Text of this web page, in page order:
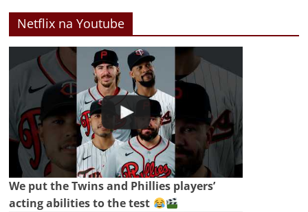
Netflix na Youtube
We put the Twins and Phillies players’
acting abilities to the test